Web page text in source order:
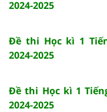
2024-2025
Đề thi Học kì 1
2024-2025
Đề thi Học kì 1
2024-2025